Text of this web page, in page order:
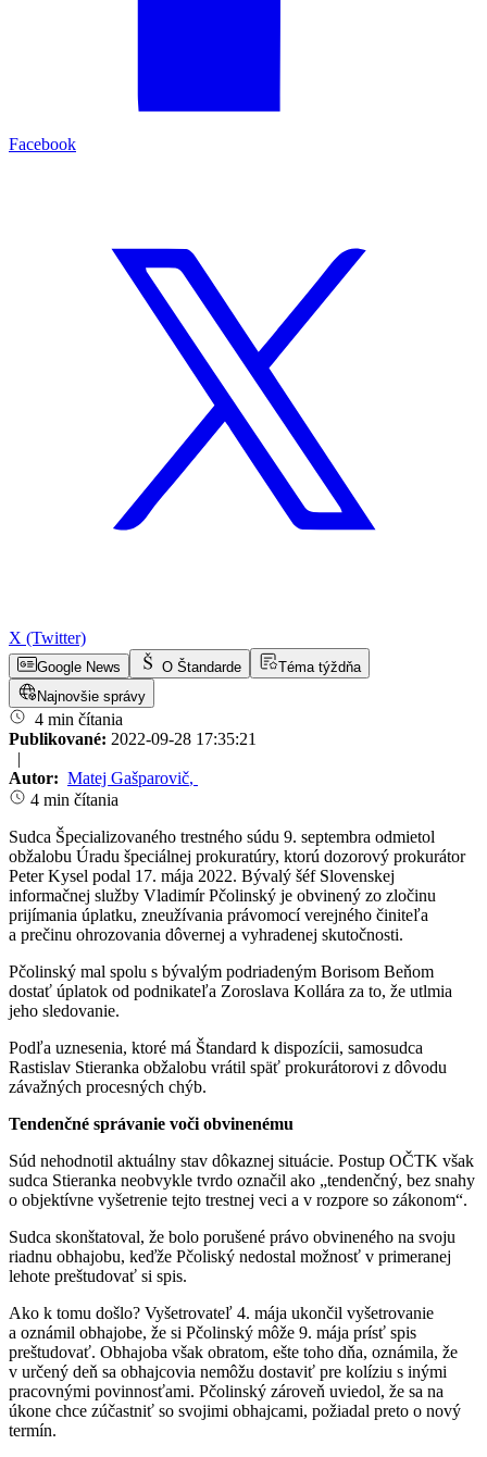
Facebook
X (Twitter)
Google News O Štandarde
Téma týždňa
Najnovšie správy
4 min čítania
Publikované: 2022-09-28 17:35:21
|
Autor: Matej Gašparovič,
4 min čítania
Sudca Špecializovaného trestného súdu 9. septembra odmietol
obžalobu Úradu špeciálnej prokuratúry, ktorú dozorový prokurátor
Peter Kysel podal 17. mája 2022. Bývalý šéf Slovenskej
informačnej služby Vladimír Pčolinský je obvinený zo zločinu
prijímania úplatku, zneužívania právomocí verejného činiteľa
a prečinu ohrozovania dôvernej a vyhradenej skutočnosti.
Pčolinský mal spolu s bývalým podriadeným Borisom Beňom
dostať úplatok od podnikateľa Zoroslava Kollára za to, že utlmia
jeho sledovanie.
Podľa uznesenia, ktoré má Štandard k dispozícii, samosudca
Rastislav Stieranka obžalobu vrátil späť prokurátorovi z dôvodu
závažných procesných chýb.
Tendenčné správanie voči obvinenému
Súd nehodnotil aktuálny stav dôkaznej situácie. Postup OČTK však
sudca Stieranka neobvykle tvrdo označil ako „tendenčný, bez snahy
o objektívne vyšetrenie tejto trestnej veci a v rozpore so zákonom“.
Sudca skonštatoval, že bolo porušené právo obvineného na svoju
riadnu obhajobu, keďže Pčoliský nedostal možnosť v primeranej
lehote preštudovať si spis.
Ako k tomu došlo? Vyšetrovateľ 4. mája ukončil vyšetrovanie
a oznámil obhajobe, že si Pčolinský môže 9. mája prísť spis
preštudovať. Obhajoba však obratom, ešte toho dňa, oznámila, že
v určený deň sa obhajcovia nemôžu dostaviť pre kolíziu s inými
pracovnými povinnosťami. Pčolinský zároveň uviedol, že sa na
úkone chce zúčastniť so svojimi obhajcami, požiadal preto o nový
termín.